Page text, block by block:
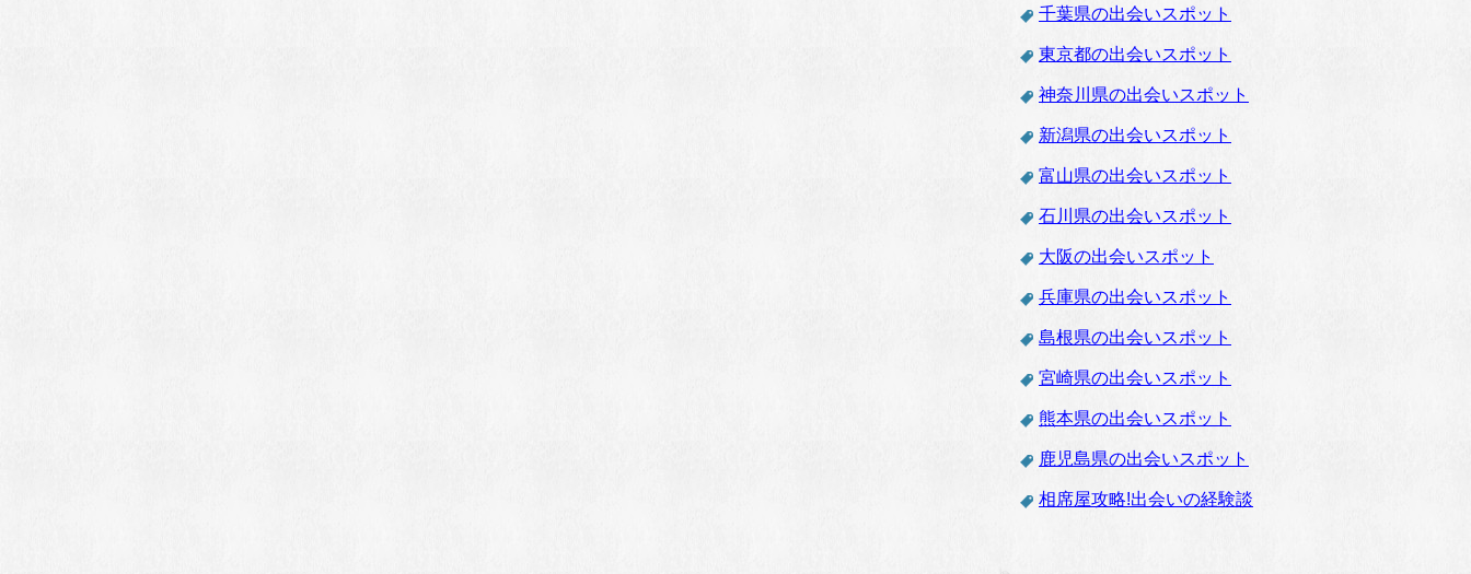
千葉県の出会いスポット
東京都の出会いスポット
神奈川県の出会いスポット
新潟県の出会いスポット
富山県の出会いスポット
石川県の出会いスポット
大阪の出会いスポット
兵庫県の出会いスポット
島根県の出会いスポット
宮崎県の出会いスポット
熊本県の出会いスポット
鹿児島県の出会いスポット
相席屋攻略!出会いの経験談